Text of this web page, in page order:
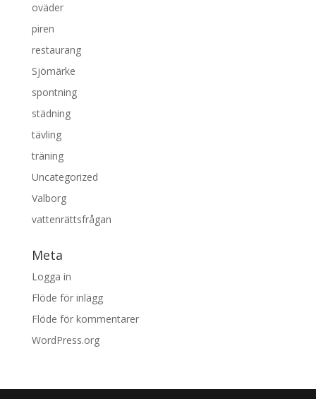
oväder
piren
restaurang
Sjömärke
spontning
städning
tävling
träning
Uncategorized
Valborg
vattenrättsfrågan
Meta
Logga in
Flöde för inlägg
Flöde för kommentarer
WordPress.org